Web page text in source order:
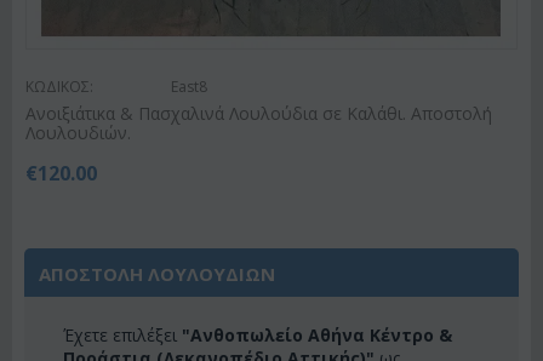
ΚΩΔΙΚΟΣ: East8
Ανοιξιάτικα & Πασχαλινά Λουλούδια σε Καλάθι. Αποστολή
Λουλουδιών.
€120.00
ΑΠΟΣΤΟΛΗ ΛΟΥΛΟΥΔΙΩΝ
Έχετε επιλέξει "Ανθοπωλείο Αθήνα Κέντρο &